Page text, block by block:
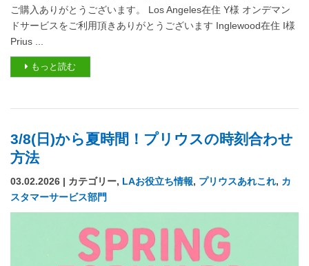
ご購入ありがとうございます。 Los Angeles在住 Y様 オンデマン
ドサービスをご利用頂きありがとうございます Inglewood在住 I様
Prius ...
もっと読む
3/8(日)から夏時間！プリウスの時刻合わせ
方法
03.02.2026 | カテゴリー, LAお役立ち情報, プリウスあれこれ, カ
スタマーサービス部門